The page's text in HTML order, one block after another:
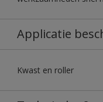
Applicatie
Kwast en roller